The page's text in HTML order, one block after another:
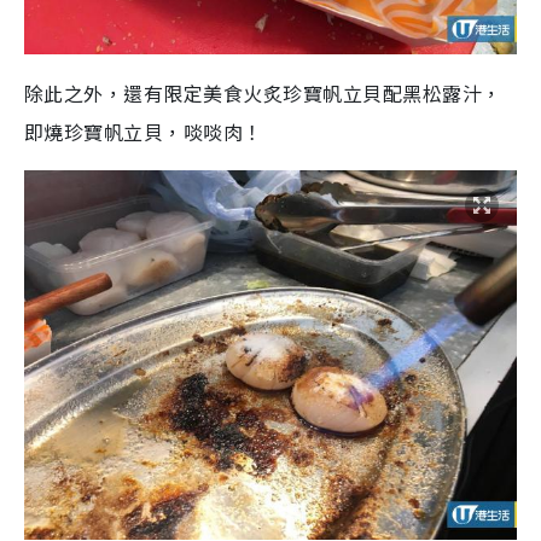
除此之外，還有限定美食火炙珍寶帆立貝配黑松露汁，
即燒珍寶帆立貝，啖啖肉！